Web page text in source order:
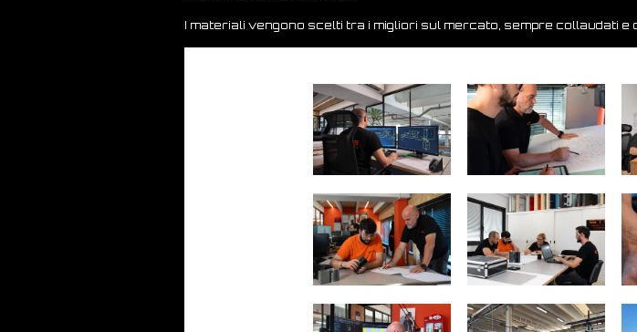
I materiali vengono scelti tra i migliori sul mercato, sempre collaudati e